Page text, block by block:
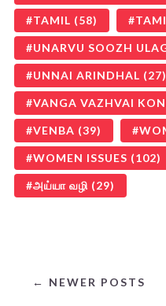
TAMIL (58)
UNARVU SOOZH
UNNAI ARINDHAL (27)
VANGA VAZHVAI
VENBA (39)
WOMEN ISSUES (102)
அய்யா வழி (29)
← NEWER POSTS